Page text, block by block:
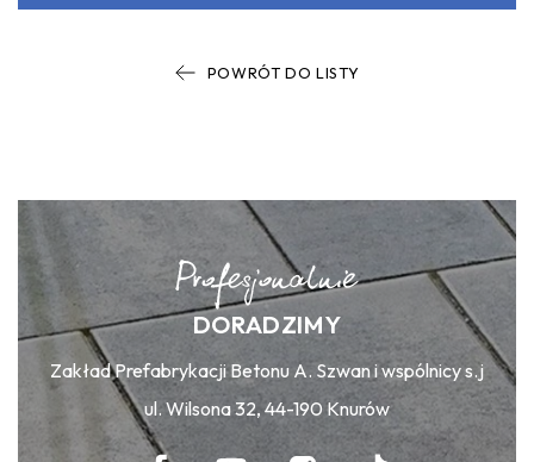
POWRÓT DO LISTY
DORADZIMY
Zakład Prefabrykacji Betonu A. Szwan i wspólnicy s.j
ul. Wilsona 32, 44-190 Knurów